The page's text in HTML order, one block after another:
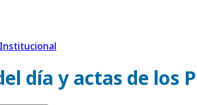
día y actas de los